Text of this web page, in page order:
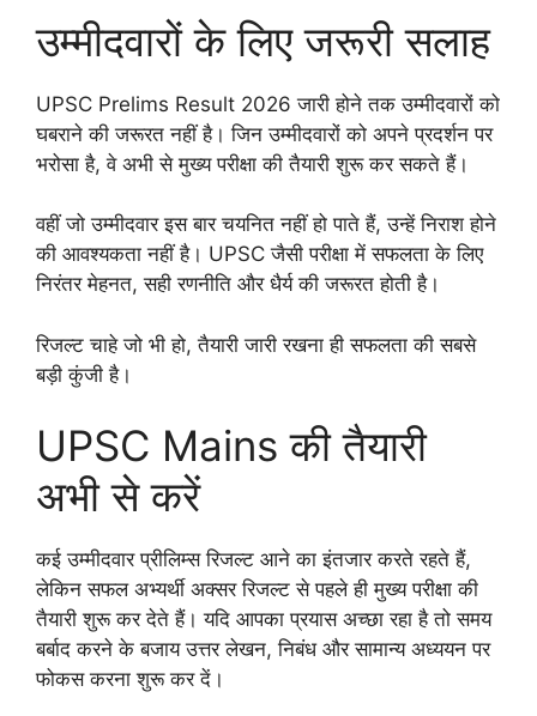
उम्मीदवारों के लिए जरूरी सलाह
UPSC Prelims Result 2026 जारी होने तक उम्मीदवारों को
घबराने की जरूरत नहीं है। जिन उम्मीदवारों को अपने प्रदर्शन पर
भरोसा है, वे अभी से मुख्य परीक्षा की तैयारी शुरू कर सकते हैं।
वहीं जो उम्मीदवार इस बार चयनित नहीं हो पाते हैं, उन्हें निराश होने
की आवश्यकता नहीं है। UPSC जैसी परीक्षा में सफलता के लिए
निरंतर मेहनत, सही रणनीति और धैर्य की जरूरत होती है।
रिजल्ट चाहे जो भी हो, तैयारी जारी रखना ही सफलता की सबसे
बड़ी कुंजी है।
UPSC Mains की तैयारी
अभी से करें
कई उम्मीदवार प्रीलिम्स रिजल्ट आने का इंतजार करते रहते हैं,
लेकिन सफल अभ्यर्थी अक्सर रिजल्ट से पहले ही मुख्य परीक्षा की
तैयारी शुरू कर देते हैं। यदि आपका प्रयास अच्छा रहा है तो समय
बर्बाद करने के बजाय उत्तर लेखन, निबंध और सामान्य अध्ययन पर
फोकस करना शुरू कर दें।